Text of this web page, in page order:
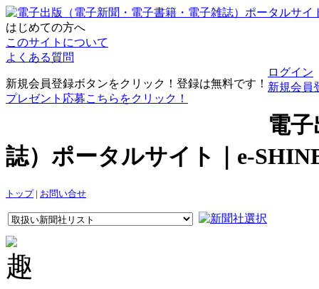
はじめての方へ
このサイトについて
よくある質問
新規会員登録ボタンをクリック！登録は無料です！
プレゼント応募こちらをクリック！
ログイン
新規会員
電
誌）ポータルサイト｜e-
トップ| お問い合せ